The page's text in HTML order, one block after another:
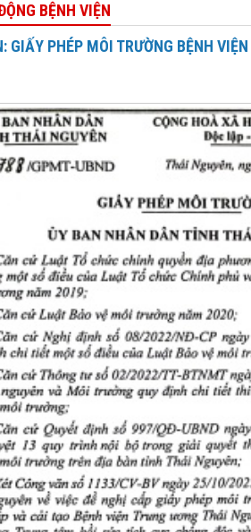
BỆNH VIỆN
GIẤY PHÉP MÔI TRƯỜNG BỆNH VIỆN